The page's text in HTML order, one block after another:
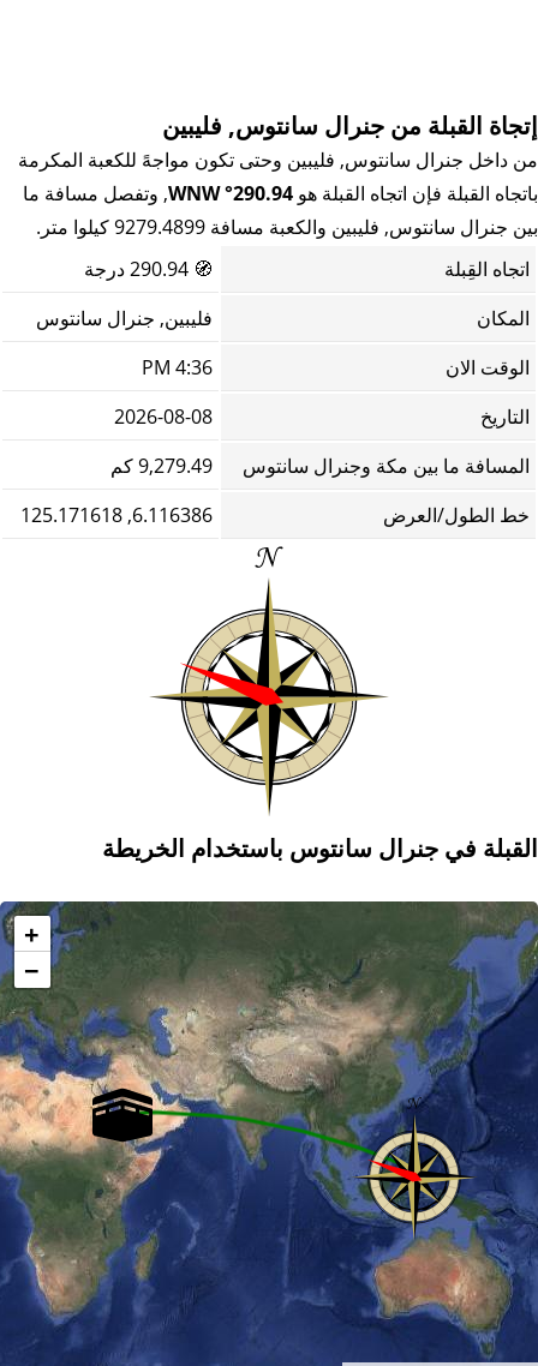
إتجاة القبلة من جنرال سانتوس, فليبين
من داخل جنرال سانتوس, فليبين وحتى تكون مواجهً للكعبة المكرمة
باتجاه القبلة فإن اتجاه القبلة هو 290.94° WNW
, وتفصل مسافة ما
بين جنرال سانتوس, فليبين والكعبة مسافة 9279.4899 كيلوا متر.
اتجاه القِبلة
🧭
المكان
فليبين, جنرال سانتوس
الوقت الان
4:36 PM
التاريخ
2026-08-08
المسافة ما بين مكة وجنرال سانتوس
9,279.49 كم
خط الطول/العرض
6.116386, 125.171618
القبلة في جنرال سانتوس باستخدام الخريطة
+
−